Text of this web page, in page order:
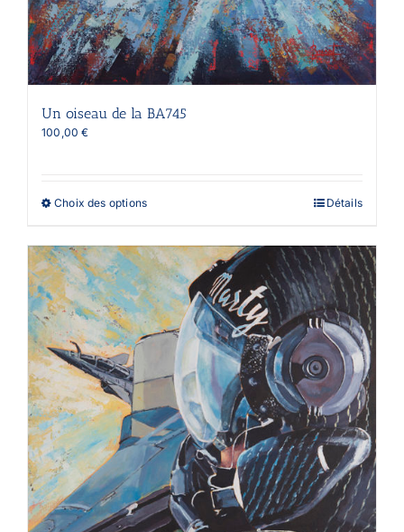
Un oiseau de la BA745
100,00€
Choix des optionsCe
plusieurs
variations.
Les
options
peuvent
être
choisies
la
du
produit
Détails